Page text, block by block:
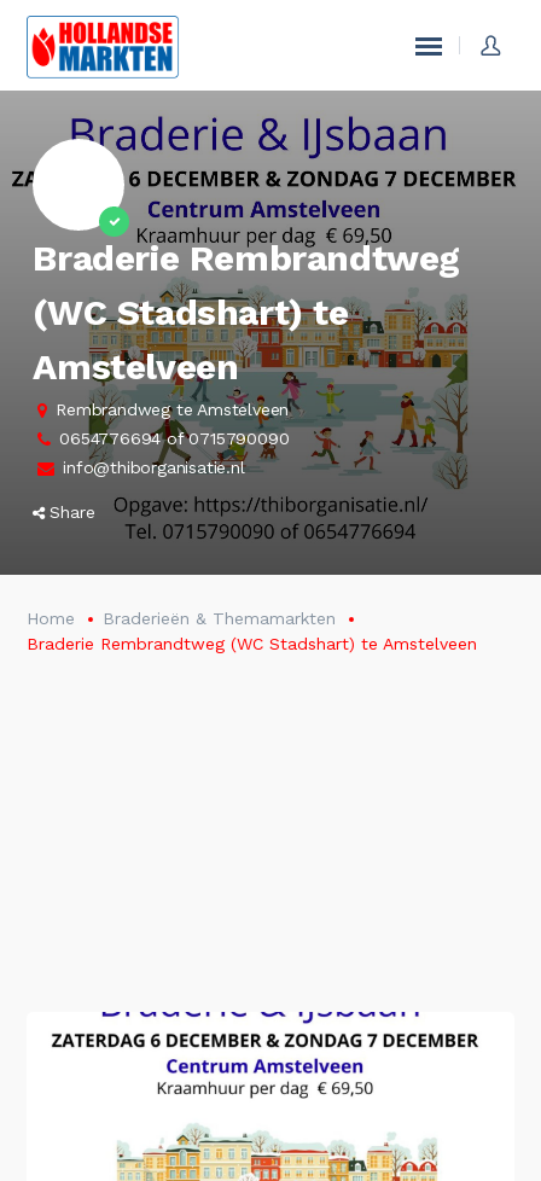
Braderie Rembrandtweg
(WC Stadshart) te
Amstelveen
Rembrandweg te Amstelveen
0654776694 of 0715790090
info@thiborganisatie.nl
Share
Home
Braderieën & Themamarkten
Braderie Rembrandtweg (WC Stadshart) te Amstelveen